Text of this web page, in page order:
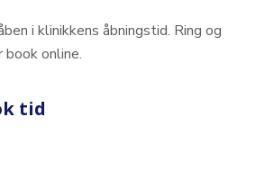
i klinikkens åbningstid. Ring og
online.​
tid